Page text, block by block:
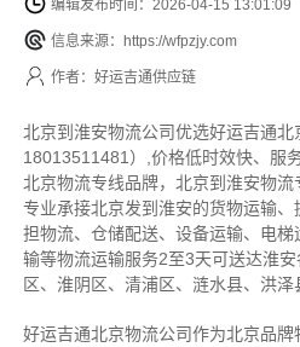
编辑发布时间：2026-04-15 13:01:09
信息来源：https://wfpzjy.com
作者：好运吉通供应链
北京到淮安物流公司优选好运吉通北
18013511481）,价格低时效快、服
北京物流专线品牌，北京到淮安物
专业承接北京发到淮安的货物运输
担物流、仓储配送、设备运输、电
输等物流运输服务2至3天可送达淮
区、淮阴区、清浦区、涟水县、洪泽
好运吉通北京物流公司作为北京品